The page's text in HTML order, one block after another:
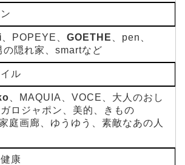
、POPEYE、 GOETHE
、pen、
隠れ家、smartなど
ル
、MAQUIA、VOCE、大人のおし
ロジャポン、美的、きもの
庭画廊、ゆうゆう、素敵なあの人
康